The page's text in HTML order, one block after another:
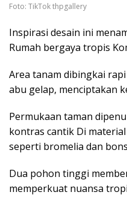
Foto: TikTok thpgallery
Inspirasi desain ini
Rumah bergaya tropis
Area tanam dibingkai
abu gelap, menciptakan
Permukaan taman
kontras cantik Di
seperti bromelia dan
Dua pohon tinggi
memperkuat nuansa